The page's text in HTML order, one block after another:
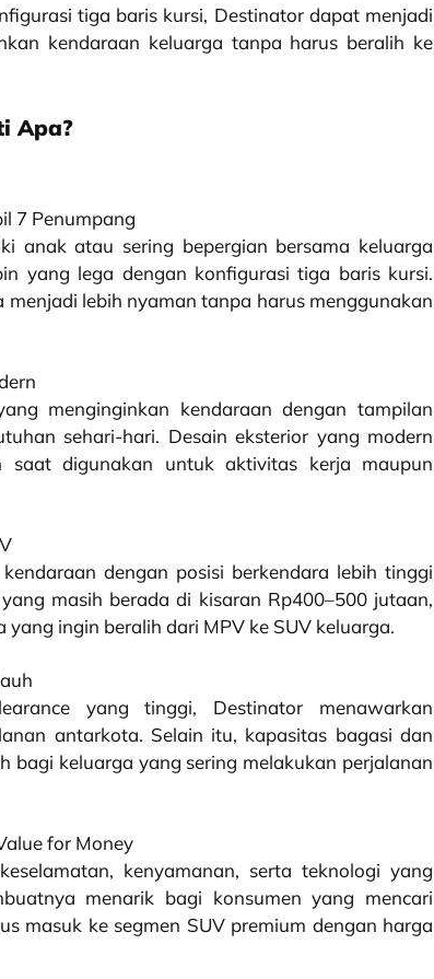
tiga baris kursi, Destinator dapat menjadi
kendaraan keluarga tanpa harus beralih ke
Apa?
7 Penumpang
anak atau sering bepergian bersama keluarga
yang lega dengan konfigurasi tiga baris kursi.
lebih nyaman tanpa harus menggunakan
menginginkan kendaraan dengan tampilan
sehari-hari. Desain eksterior yang modern
digunakan untuk aktivitas kerja maupun
dengan posisi berkendara lebih tinggi
masih berada di kisaran Rp400–500 jutaan,
ingin beralih dari MPV ke SUV keluarga.
yang tinggi, Destinator menawarkan
antarkota. Selain itu, kapasitas bagasi dan
bagi keluarga yang sering melakukan perjalanan
for Money
kenyamanan, serta teknologi yang
menarik bagi konsumen yang mencari
masuk ke segmen SUV premium dengan harga